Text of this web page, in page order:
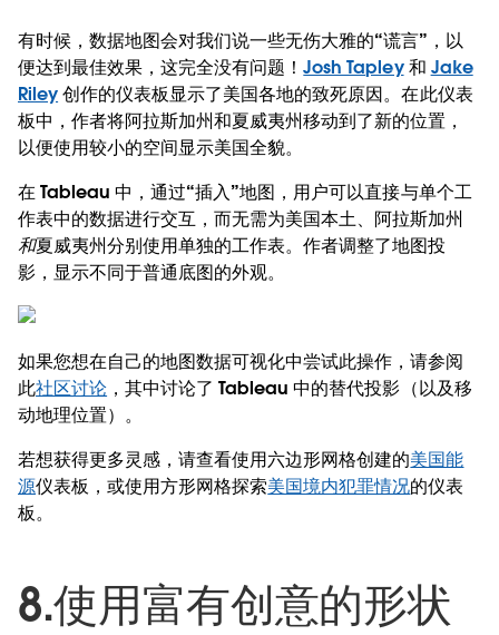
有时候，数据地图会对我们说一些无伤大雅的“谎言”，以
便达到最佳效果，这完全没有问题！Josh Tapley和 Jake
Riley创作的仪表板显示了美国各地的致死原因。在此仪表
板中，作者将阿拉斯加州和夏威夷州移动到了新的位置，
以便使用较小的空间显示美国全貌。
在 Tableau 中，通过“插入”地图，用户可以直接与单个工
作表中的数据进行交互，而无需为美国本土、阿拉斯加州
和夏威夷州分别使用单独的工作表。作者调整了地图投
影，显示不同于普通底图的外观。
如果您想在自己的地图数据可视化中尝试此操作，请参阅
此社区讨论 ，其中讨论了 Tableau 中的替代投影（以及移
动地理位置）。
若想获得更多灵感，请查看使用六边形网格创建的美国能
源仪表板，或使用方形网格探索美国境内犯罪情况的仪表
板。
8.使用富有创意的形状